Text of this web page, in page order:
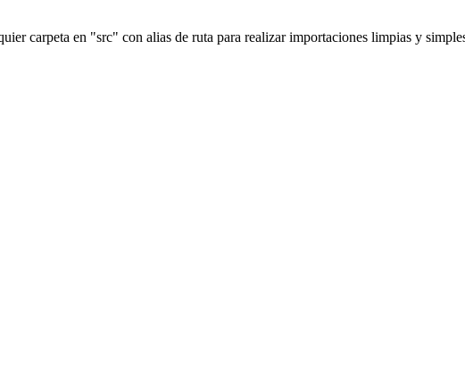
carpeta en "src" con alias de ruta para realizar importaciones limpias y simples.